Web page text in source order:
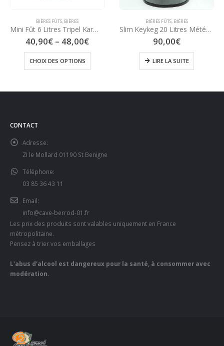
BIÈRES FÛTS, BIÈRES
Mini Fût 6 Litres Tripel Karmeliet – Blonde 8°
40,90€ – 48,00€
CHOIX DES OPTIONS
BIÈRES FÛTS, BIÈRES
Slim Keykeg 20 Litres Météor – Wendelinus Blonde 6,8°
90,00€
LIRE LA SUITE
CONTACT
Adresse:
ZI le Mollard 01190 St Benigne
Téléphone:
03 85 36 43 11
Email:
info@cave-berrod-01.fr
Les prix des produits sont valables uniquement en France
métropolitaine.
Pensez à trier vos emballages
L'abus d'alcool est dangereux pour la santé, à consommer avec
modération.